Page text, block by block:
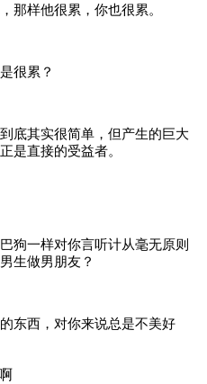
那样他很累，你也很累。
很累？
底其实很简单，但产生的巨大
是直接的受益者。
狗一样对你言听计从毫无原则
生做男朋友？
东西，对你来说总是不美好